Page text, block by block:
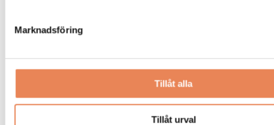
Marknadsföring
Tillåt alla
Tillåt urval
AI-Katja guidar gästerna på
Tjörnbro Arena